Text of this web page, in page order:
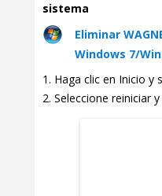
sistema
Eliminar
Windows 7/
Haga clic en Inicio y
Seleccione reiniciar